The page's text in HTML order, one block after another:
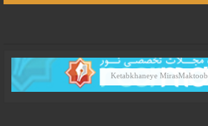
Ketabkhaneye MirasMaktoob